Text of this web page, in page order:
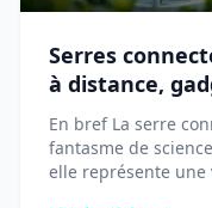
Serres
à distance,
En bref La serre
fantasme de
elle représente